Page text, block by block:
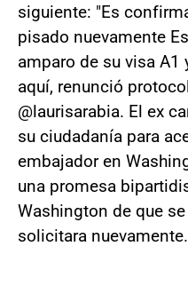
siguiente: "Es
pisado nuevamente
amparo de su visa
aquí, renunció
@laurisarabia. El ex
su ciudadanía para
embajador en
una promesa
Washington de que
solicitara nuevamente.